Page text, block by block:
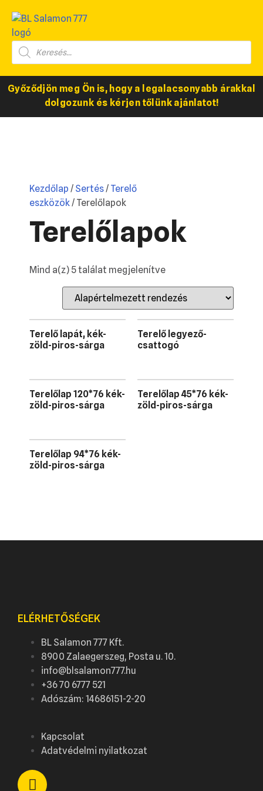
Győződjön meg Ön is, hogy a legalacsonyabb árakkal
dolgozunk és kérjen tőlünk ajánlatot!
Kezdőlap / Sertés/ Terelő
eszközök/ Terelőlapok
Terelőlapok
Mind a(z) 5 találat megjelenítve
Terelő lapát, kék-
zöld-piros-sárga
Terelő legyező-
csattogó
Terelőlap 120*76 kék-
zöld-piros-sárga
Terelőlap 45*76 kék-
zöld-piros-sárga
Terelőlap 94*76 kék-
zöld-piros-sárga
ELÉRHETŐSÉGEK
BL Salamon 777 Kft.
8900 Zalaegerszeg, Posta u. 10.
info@blsalamon777.hu
+36 70 6777 521
Adószám: 14686151-2-20
Kapcsolat
Adatvédelmi nyilatkozat